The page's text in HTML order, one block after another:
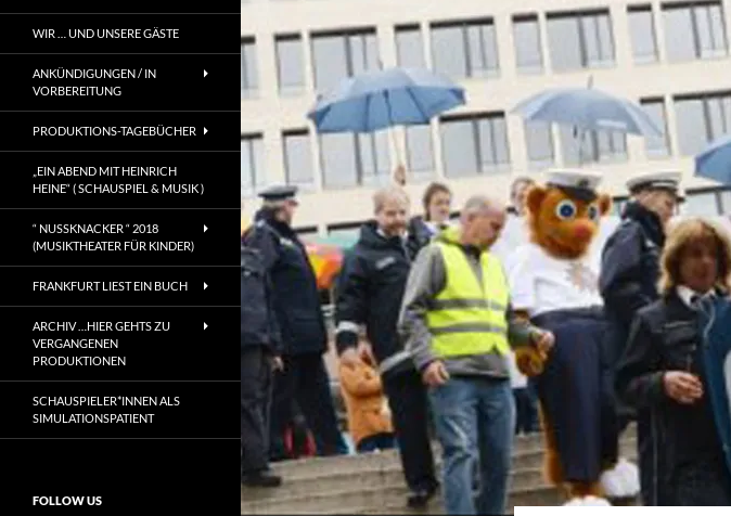
WIR … UND UNSERE GÄSTE
ANKÜNDIGUNGEN / IN
VORBEREITUNG
PRODUKTIONS-TAGEBÜCHER
„EIN ABEND MIT HEINRICH
HEINE“ ( SCHAUSPIEL & MUSIK )
“ NUSSKNACKER “ 2018
(MUSIKTHEATER FÜR KINDER)
FRANKFURT LIEST EIN BUCH
ARCHIV …HIER GEHTS ZU
VERGANGENEN
PRODUKTIONEN
SCHAUSPIELER*INNEN ALS
SIMULATIONSPATIENT
FOLLOW US